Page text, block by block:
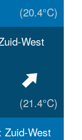
(20.4°C)
West
(21.4°C)
Zuid-West